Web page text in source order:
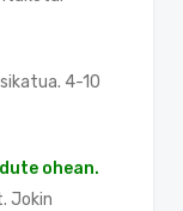
4-10
ohean.
Jokin